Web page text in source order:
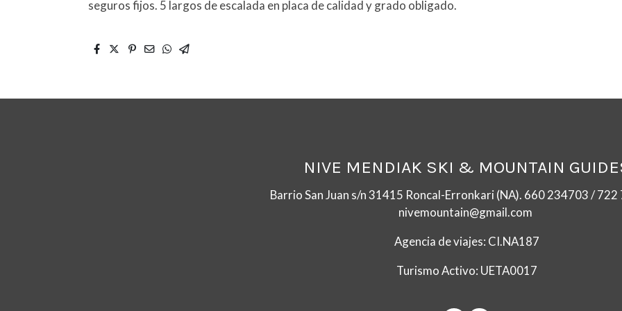
seguros fijos. 5 largos de escalada en placa de calidad y grado obligado.
NIVE MENDIAK SKI & MOUNTAIN
Barrio San Juan s/n 31415 Roncal-Erronkari (NA). 660 234703 /
nivemountain@gmail.com
Agencia de viajes: CI.NA187
Turismo Activo: UETA0017